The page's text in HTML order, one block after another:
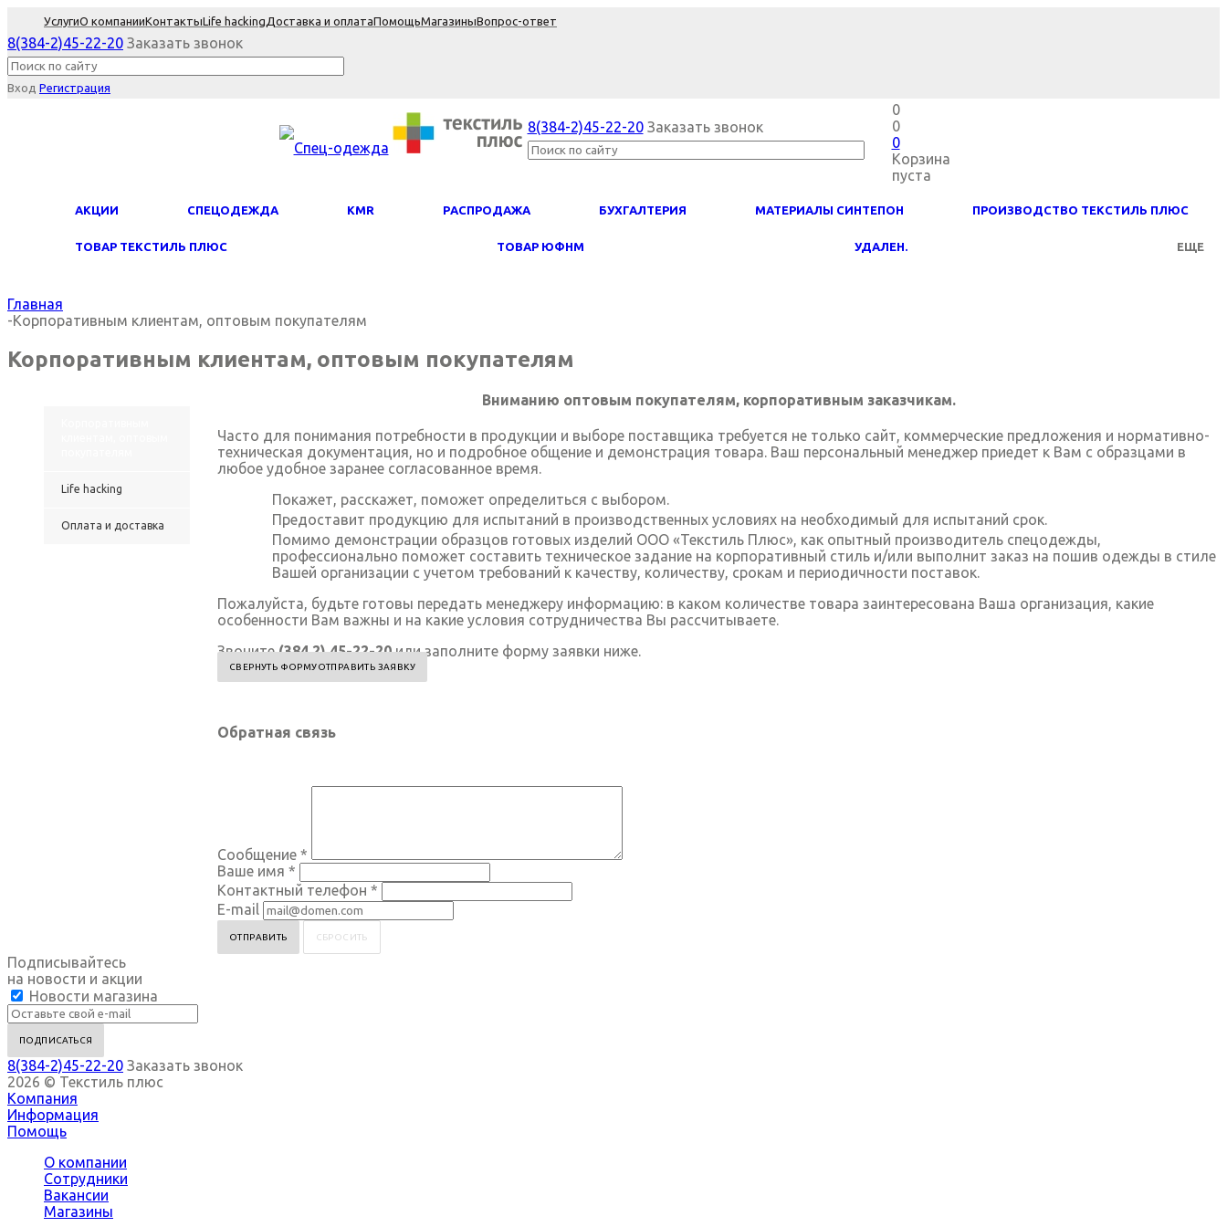
УслугиО компанииКонтактыLife hackingДоставка и оплатаПомощьМагазиныВопрос-ответ
8(384-2)45-22-20 Заказать звонок
Вход Регистрация
8(384-2)45-22-20 Заказать звонок
0
0
0
Корзина
пуста
АКЦИИ СПЕЦОДЕЖДА KMR PАСПРОДАЖА БУХГАЛТЕРИЯ МАТЕРИАЛЫ СИНТЕПОН ПРОИЗВОДСТВО ТЕКСТИЛЬ ПЛЮС
ТОВАР ТЕКСТИЛЬ ПЛЮС ТОВАР ЮФНМ УДАЛЕН. ЕЩЕ
Главная
-Корпоративным клиентам, оптовым покупателям
Корпоративным клиентам, оптовым покупателям
Life hacking
Оплата и доставка
Вниманию оптовым покупателям, корпоративным заказчикам.
Часто для понимания потребности в продукции и выборе поставщика требуется не только сайт, коммерческие предложения и нормативно-
техническая документация, но и подробное общение и демонстрация товара. Ваш персональный менеджер приедет к Вам с образцами в
любое удобное заранее согласованное время.
Покажет, расскажет, поможет определиться с выбором.
Предоставит продукцию для испытаний в производственных условиях на необходимый для испытаний срок.
Помимо демонстрации образцов готовых изделий ООО «Текстиль Плюс», как опытный производитель спецодежды,
профессионально поможет составить техническое задание на корпоративный стиль и/или выполнит заказ на пошив одежды в стиле
Вашей организации с учетом требований к качеству, количеству, срокам и периодичности поставок.
Пожалуйста, будьте готовы передать менеджеру информацию: в каком количестве товара заинтересована Ваша организация, какие
особенности Вам важны и на какие условия сотрудничества Вы рассчитываете.
Звоните(384 2) 45-22-20или заполните форму заявки ниже.
СВЕРНУТЬ ФОРМУОТПРАВИТЬ ЗАЯВКУ
Обратная связь
Сообщение *
Ваше имя *
Контактный телефон *
E-mail
СБРОСИТЬ
Подписывайтесь
на новости и акции
Новости магазина
8(384-2)45-22-20 Заказать звонок
2026 © Текстиль плюс
Компания
Информация
Помощь
О компании
Сотрудники
Вакансии
Магазины